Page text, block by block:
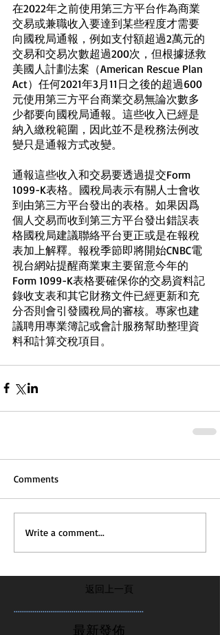
在2022年之前使用第三方平台作為商業
交易或兼職收入要達到某些程度才需要
向國稅局通報，例如支付額超過2萬元的
交易和交易次數超過200次，但根據拯救
美國人計劃法案（American Rescue Plan
Act）任何2021年3月11日之後的超過600
元使用第三方平台商業交易無論次數多
少都要向國稅局通報。這些收入已經是
納入繳稅範圍，因此並不是稅務法例改
變只是通報方式改變。
通報這些收入和交易要透過提交Form
1099-K表格。國稅局表示有關人士會收
到由第三方平台發出的表格。如果因爲
個人交易而收到第三方平台發出錯誤表
格國稅局建議聯絡平台更正或是在報稅
表加上解釋。報稅季節即將開始CNBC電
視台網站提醒商業東主要留意今年的
Form 1099-K表格要確保你的交易資料記
錄收支表和其它財務文件已經更新和充
分否則會引發國稅局的審核。專家也建
議聘用專業簿記或會計服務幫助整理資
料和計算交稅項目。
Comments
Write a comment...
返回上一頁
...............................................................
最新發佈